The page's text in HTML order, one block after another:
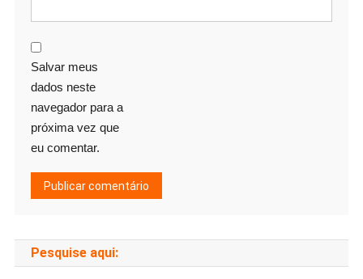
Salvar meus
dados neste
navegador para a
próxima vez que
eu comentar.
Pesquise aqui: